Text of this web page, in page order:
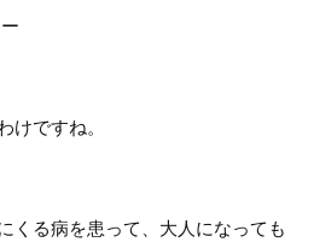
けですね。
くる病を患って、大人になっても